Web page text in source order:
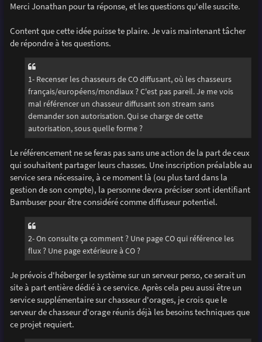
s
s
e
Merci Jonathan pour ta réponse, et les questions qu'elle suscite.
Content que cette idée puisse te plaire. Je vais maintenant tâcher
de répondre à tes questions.
1- Recenser les chasseurs de CO diffusant, où les chasseurs
français/européens/mondiaux ? C'est pas pareil. Je me vois
mal référencer un chasseur diffusant son stream sans
demander son autorisation. Qui se charge de cette
autorisation, sous quelle forme ?
Le référencement ne se feras pas sans une action de la part de ceux
qui souhaitent partager leurs chasses. Une inscription préalable au
service sera nécessaire, à ce moment là (ou plus tard dans la
gestion de son compte), la personne devra préciser sont identifiant
Bambuser pour être considéré comme diffuseur potentiel.
2- On consulte ça comment ? Une page CO qui référence les
flux ? Une page extérieure à CO ?
Je prévois d'héberger le système sur un serveur perso, ce serait un
site à part entière dédié à ce service. Après cela peu aussi être un
service supplémentaire sur chasseur d'orages, je crois que le
serveur de chasseur d'orage réunis déjà les besoins techniques que
ce projet requiert.